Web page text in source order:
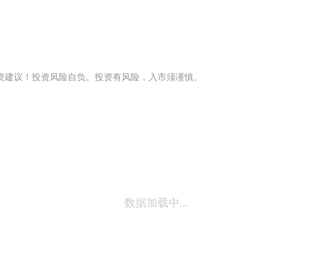
议！投资风险自负。投资有风险，入市须谨慎。
数据加载中...